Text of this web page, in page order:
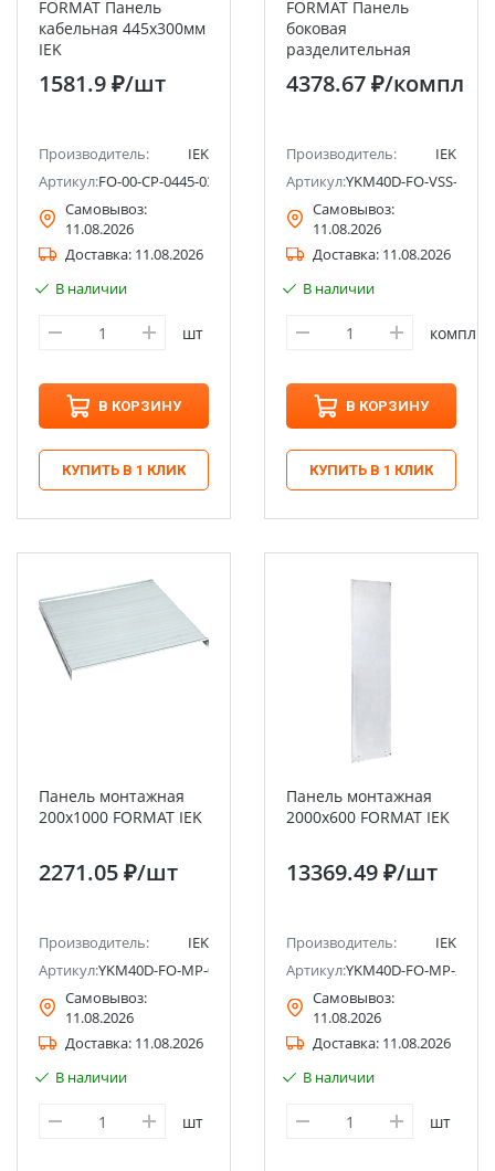
FORMAT Панель
кабельная 445х300мм
IEK
1581.9 ₽/шт
Производитель:
IEK
Артикул:FO-00-CP-0445-030
Самовывоз:
11.08.2026
Доставка: 11.08.2026
В наличии
шт
В КОРЗИНУ
КУПИТЬ В 1 КЛИК
FORMAT Панель
боковая
разделительная
800х400мм (2шт/
компл) IEK
4378.67 ₽/компл
Производитель:
IEK
Артикул:YKM40D-FO-VSS-080-
Самовывоз:
11.08.2026
Доставка: 11.08.2026
В наличии
компл
В КОРЗИНУ
КУПИТЬ В 1 КЛИК
Панель монтажная
200х1000 FORMAT IEK
2271.05 ₽/шт
Производитель:
IEK
Артикул:YKM40D-FO-MP-020-100
Самовывоз:
11.08.2026
Доставка: 11.08.2026
В наличии
шт
Панель монтажная
2000х600 FORMAT IEK
13369.49 ₽/шт
Производитель:
IEK
Артикул:YKM40D-FO-MP-200-
Самовывоз:
11.08.2026
Доставка: 11.08.2026
В наличии
шт